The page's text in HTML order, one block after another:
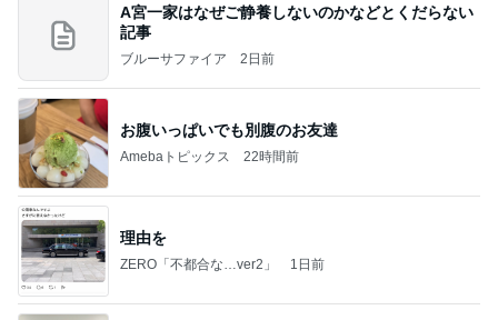
A宮一家はなぜご静養しないのかなどとくだらない
記事
ブルーサファイア 2日前
お腹いっぱいでも別腹のお友達
Amebaトピックス 22時間前
理由を
ZERO「不都合な…ver2」 1日前